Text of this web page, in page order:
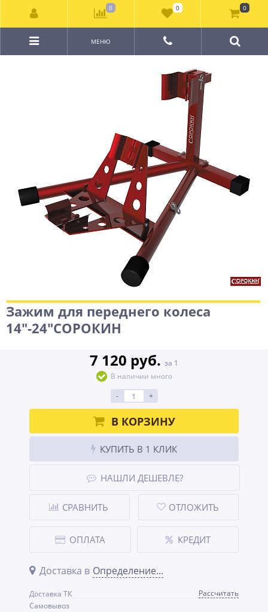
МЕНЮ
Зажим для переднего колеса
14"-24"СОРОКИН
7 120 руб. за 1
В наличии много
-
+
В КОРЗИНУ
КУПИТЬ В 1 КЛИК
НАШЛИ ДЕШЕВЛЕ?
СРАВНИТЬ ОТЛОЖИТЬ
ОПЛАТА КРЕДИТ
Доставка в Определение...
Доставка ТК
Рассчитать
Самовывоз
0 0 0